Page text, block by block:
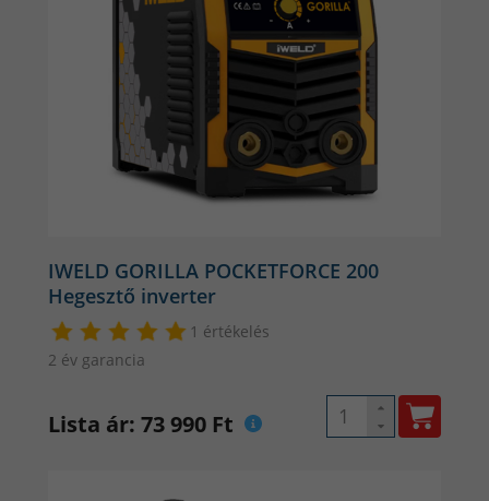
IWELD GORILLA POCKETFORCE 200
Hegesztő inverter
1 értékelés
2 év garancia
Lista ár: 73 990 Ft